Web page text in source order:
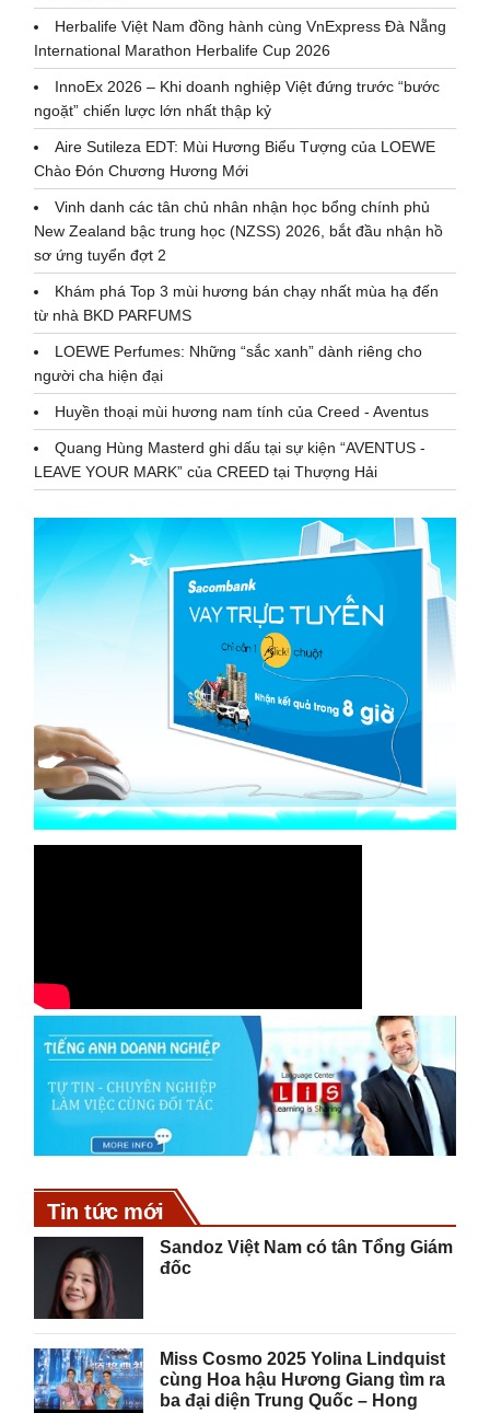
Herbalife Việt Nam đồng hành cùng VnExpress Đà Nẵng
International Marathon Herbalife Cup 2026
InnoEx 2026 – Khi doanh nghiệp Việt đứng trước “bước
ngoặt” chiến lược lớn nhất thập kỷ
Aire Sutileza EDT: Mùi Hương Biểu Tượng của LOEWE
Chào Đón Chương Hương Mới
Vinh danh các tân chủ nhân nhận học bổng chính phủ
New Zealand bậc trung học (NZSS) 2026, bắt đầu nhận hồ
sơ ứng tuyển đợt 2
Khám phá Top 3 mùi hương bán chạy nhất mùa hạ đến
từ nhà BKD PARFUMS
LOEWE Perfumes: Những “sắc xanh” dành riêng cho
người cha hiện đại
Huyền thoại mùi hương nam tính của Creed - Aventus
Quang Hùng Masterd ghi dấu tại sự kiện “AVENTUS -
LEAVE YOUR MARK” của CREED tại Thượng Hải
Tin tức mới
Sandoz Việt Nam có tân Tổng Giám
đốc
Miss Cosmo 2025 Yolina Lindquist
cùng Hoa hậu Hương Giang tìm ra
ba đại diện Trung Quốc – Hong